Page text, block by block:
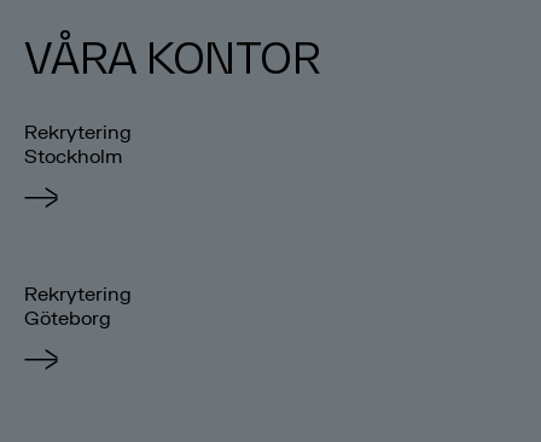
VÅRA KONTOR
Rekrytering
Stockholm
Rekrytering
Göteborg